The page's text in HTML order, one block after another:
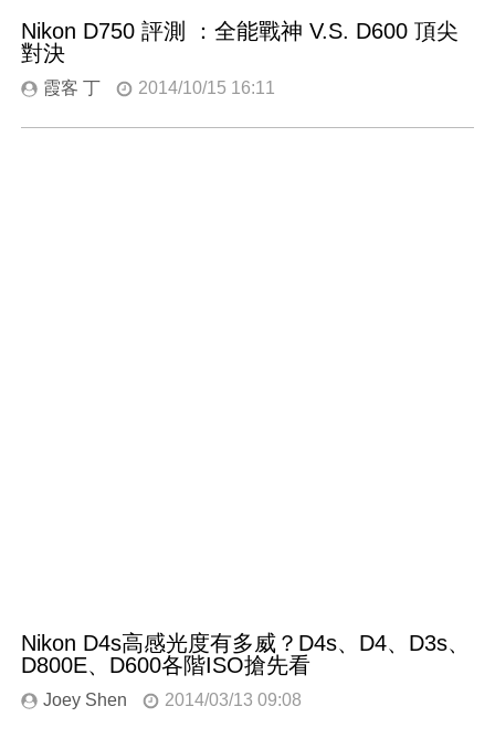
Nikon D750 評測 ：全能戰神 V.S. D600 頂尖
對決
霞客 丁 2014/10/15 16:11
Nikon D4s高感光度有多威？D4s、D4、D3s、
D800E、D600各階ISO搶先看
Joey Shen 2014/03/13 09:08